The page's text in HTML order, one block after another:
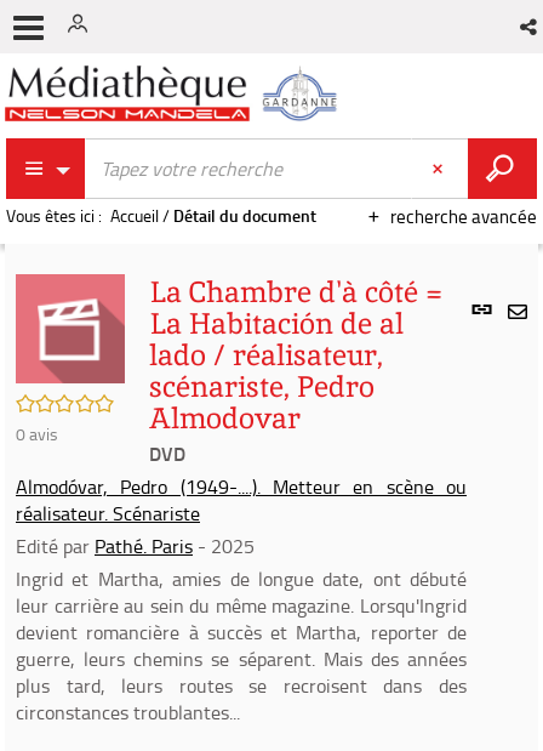
recherche avancée
Vous êtes ici : Accueil/ Détail du document
Lien
/5
0avis
La Chambre d'à côté =
La Habitación de al
lado / réalisateur,
scénariste, Pedro
Almodovar
DVD
Almodóvar, Pedro (1949-....). Metteur en scène ou
réalisateur. Scénariste
Edité par Pathé. Paris - 2025
Ingrid et Martha, amies de longue date, ont débuté
leur carrière au sein du même magazine. Lorsqu'Ingrid
devient romancière à succès et Martha, reporter de
guerre, leurs chemins se séparent. Mais des années
plus tard, leurs routes se recroisent dans des
circonstances troublantes...